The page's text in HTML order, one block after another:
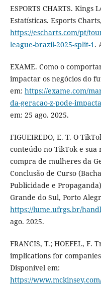
ESPORTS CHARTS.
Estatísticas. Esports
https://escharts.com/pt/
league-brazil-2025-split-1 .
EXAME. Como o
impactar os negócios do
em: https://exame.com/
da-geracao-z-pode-
em: 25 ago. 2025.
FIGUEIREDO, E. T. O
conteúdo no TikTok e sua
compra de mulheres da
Conclusão de Curso
Publicidade e
Grande do Sul, Porto
https://lume.ufrgs.br/
ago. 2025.
FRANCIS, T.; HOEFEL, F.
implications for
Disponível em:
https://